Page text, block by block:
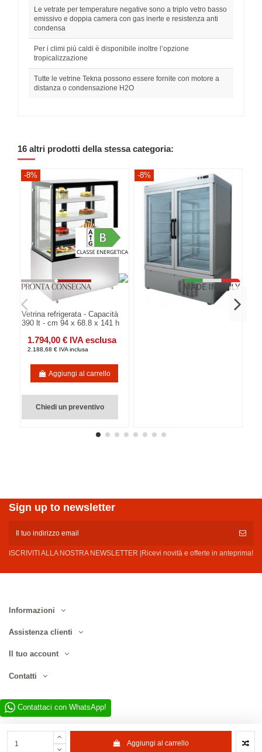
Aggiungi al carrello
Le vetrate per temperature negative sono a triplo vetro basso
emissivo e doppia camera con gas inerte e resistenza anti
condensa
Per i climi più caldi è disponibile inoltre l’opzione
tropicalizzazione
Tutte le vetrine Tekna possono essere fornite con motore a
distanza o condensazione H2O
16 altri prodotti della stessa categoria:
-8%
Vetrina refrigerata - Capacità
390 lt - cm 94 x 68.8 x 141 h
1.794,00 € IVA esclusa
2.188,68 € IVA inclusa
Aggiungi al carrello
Chiedi un preventivo
-8%
Sign up to newsletter
ISCRIVITI ALLA NOSTRA NEWSLETTER |Ricevi novità e offerte in anteprima!
Informazioni
Assistenza clienti
Il tuo account
Contatti
Contattaci con WhatsApp!